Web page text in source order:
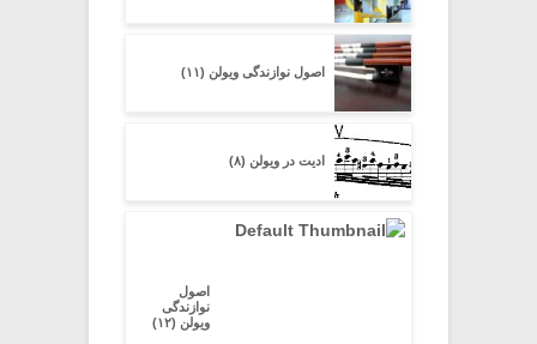
اصول نوازندگی ویولن (۱۱)
ادیت در ویولن (۸)
اصول
نوازندگی
ویولن (۱۲)